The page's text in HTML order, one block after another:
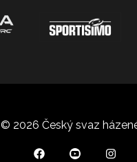
© 2026 Český svaz